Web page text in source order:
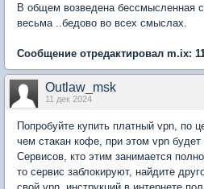
В общем возведена бессмысленная
весьма ..бедово во всех смыслах.
Сообщение отредактировал m.ix:
Outlaw_msk
11 дек 2024
Попробуйте купить платный vpn, по
чем стакан кофе, при этом vpn будет
Сервисов, кто этим занимается
то сервис заблокируют, найдите